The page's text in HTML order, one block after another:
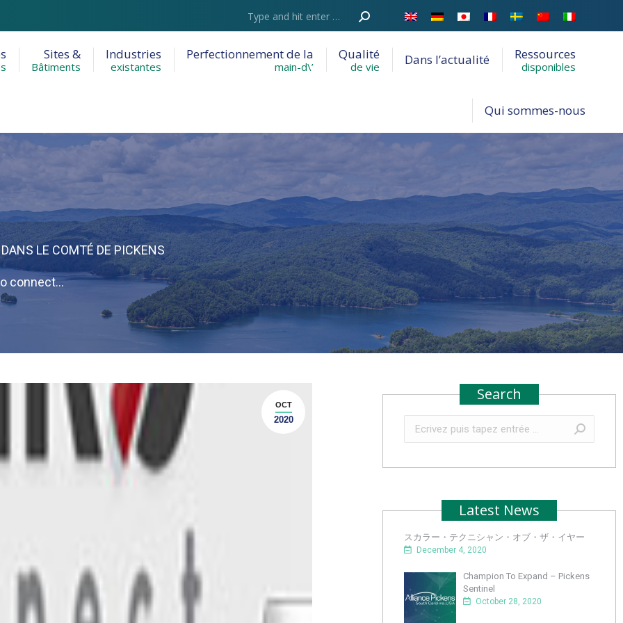
Recherche
Sites &
Bâtiments
Industries
existantes
Perfectionnement de la
main-d\’
Qualité
de vie Dans l’actualité Ressources
disponibles
Qui sommes-nous
LE COMTÉ DE PICKENS
connect…
OCT
2020
Search
Recherche
:
Latest News
スカラー・テクニシャン・オブ・ザ・イヤー
December 4, 2020
Champion To Expand – Pickens
Sentinel
October 28, 2020